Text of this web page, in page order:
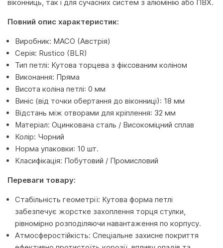
віконниць, так і для сучасних систем з алюмінію або ПВХ.
Повний опис характеристик:
Виробник: MACO (Австрія)
Серія: Rustico (BLR)
Тип петлі: Кутова торцева з фіксованим коліном
Виконання: Пряма
Висота коліна петлі: 0 мм
Виніс (від точки обертання до віконниці): 18 мм
Відстань між отворами для кріплення: 32 мм
Матеріал: Оцинкована сталь / Високоміцний сплав
Колір: Чорний
Норма упаковки: 10 шт.
Класифікація: Побутовий / Промисловий
Переваги товару:
Стабільність геометрії: Кутова форма петлі
забезпечує жорстке захоплення торця стулки,
рівномірно розподіляючи навантаження по корпусу.
Атмосферостійкість: Спеціальне захисне покриття